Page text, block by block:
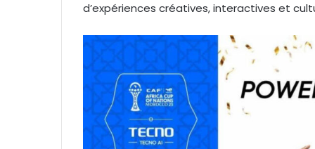
d’expériences créatives, interactives et